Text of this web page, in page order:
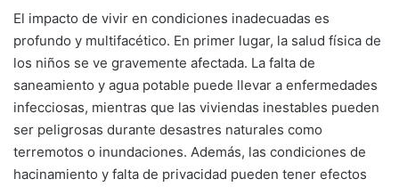
El impacto de vivir en condiciones inadecuadas es
profundo y multifacético. En primer lugar, la salud física de
los niños se ve gravemente afectada. La falta de
saneamiento y agua potable puede llevar a enfermedades
infecciosas, mientras que las viviendas inestables pueden
ser peligrosas durante desastres naturales como
terremotos o inundaciones. Además, las condiciones de
hacinamiento y falta de privacidad pueden tener efectos